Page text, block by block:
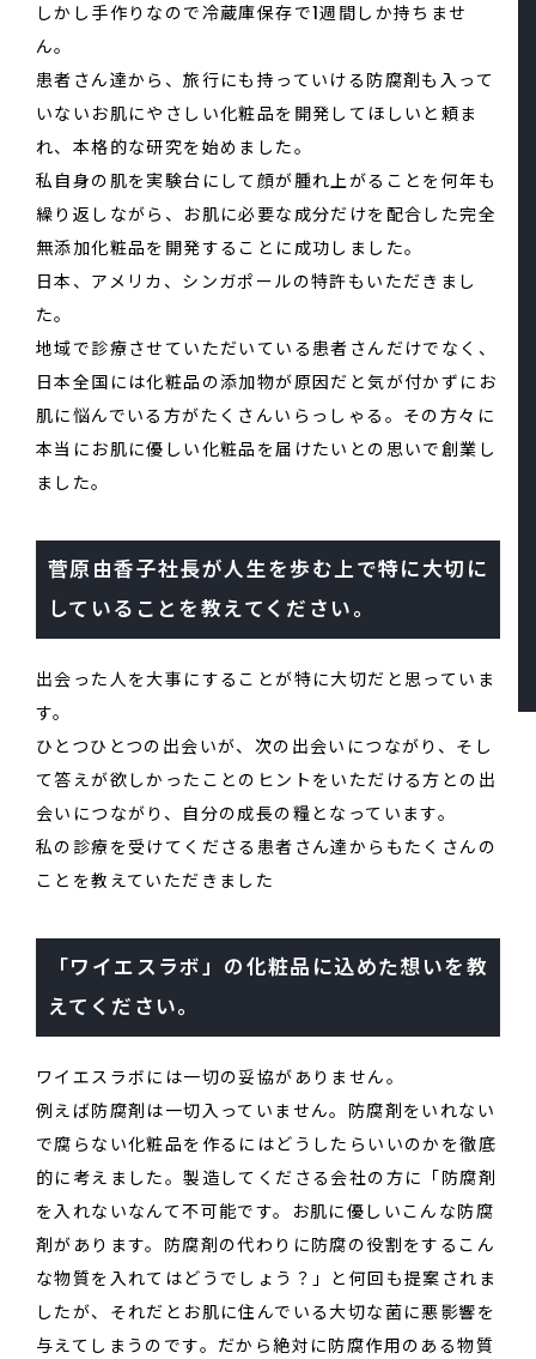
しかし手作りなので冷蔵庫保存で1週間しか持ちませ
ん。
患者さん達から、旅行にも持っていける防腐剤も入って
いないお肌にやさしい化粧品を開発してほしいと頼ま
れ、本格的な研究を始めました。
私自身の肌を実験台にして顔が腫れ上がることを何年も
繰り返しながら、お肌に必要な成分だけを配合した完全
無添加化粧品を開発することに成功しました。
日本、アメリカ、シンガポールの特許もいただきまし
た。
地域で診療させていただいている患者さんだけでなく、
日本全国には化粧品の添加物が原因だと気が付かずにお
肌に悩んでいる方がたくさんいらっしゃる。その方々に
本当にお肌に優しい化粧品を届けたいとの思いで創業し
ました。
菅原由香子社長が人生を歩む上で特に大切に
していることを教えてください。
出会った人を大事にすることが特に大切だと思っていま
す。
ひとつひとつの出会いが、次の出会いにつながり、そし
て答えが欲しかったことのヒントをいただける方との出
会いにつながり、自分の成長の糧となっています。
私の診療を受けてくださる患者さん達からもたくさんの
ことを教えていただきました
「ワイエスラボ」の化粧品に込めた想いを教
えてください。
ワイエスラボには一切の妥協がありません。
例えば防腐剤は一切入っていません。防腐剤をいれない
で腐らない化粧品を作るにはどうしたらいいのかを徹底
的に考えました。製造してくださる会社の方に「防腐剤
を入れないなんて不可能です。お肌に優しいこんな防腐
剤があります。防腐剤の代わりに防腐の役割をするこん
な物質を入れてはどうでしょう？」と何回も提案されま
したが、それだとお肌に住んでいる大切な菌に悪影響を
与えてしまうのです。だから絶対に防腐作用のある物質